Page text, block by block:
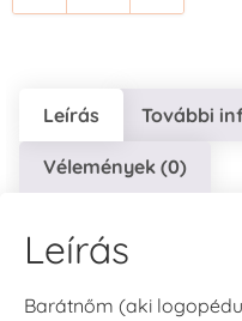
Leírás További
Vélemények (0)
Leírás
Barátnőm (aki